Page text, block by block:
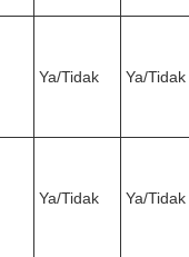
Ya/Tidak Ya/Tidak
Ya/Tidak Ya/Tidak